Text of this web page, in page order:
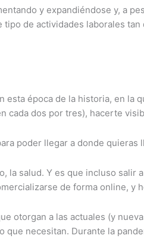
y expandiéndose y, a
tipo de actividades laborales
época de la historia, en la
dos por tres), hacerte
poder llegar a donde quieras
salud. Y es que incluso
de forma online,
otorgan a las actuales (y
necesitan. Durante la